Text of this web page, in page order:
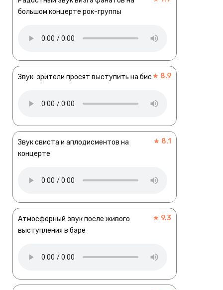
большом концерте рок-группы
Звук: зрители просят выступить на бис★ 8.9
Звук свиста и аплодисментов на
концерте
★ 8.1
Атмосферный звук после живого
выступления в баре
★ 9.3